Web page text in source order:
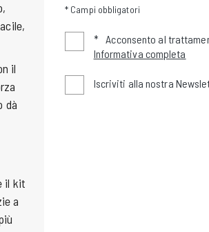
il
dà
il kit
a
* Campi obbligatori
* Acconsento al
Informativa completa
Iscriviti alla nostra